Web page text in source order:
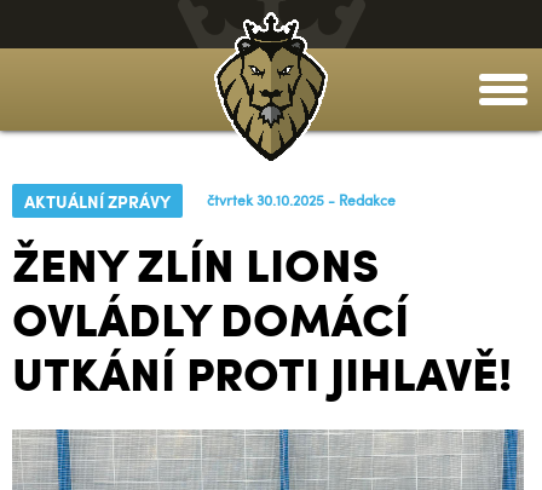
AKTUÁLNÍ ZPRÁVY čtvrtek 30.10.2025 - Redakce
ŽENY ZLÍN LIONS
OVLÁDLY DOMÁCÍ
UTKÁNÍ PROTI JIHLAVĚ!